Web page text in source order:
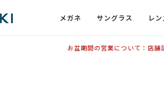
メガネ サングラス レ
お盆期間の営業について：店